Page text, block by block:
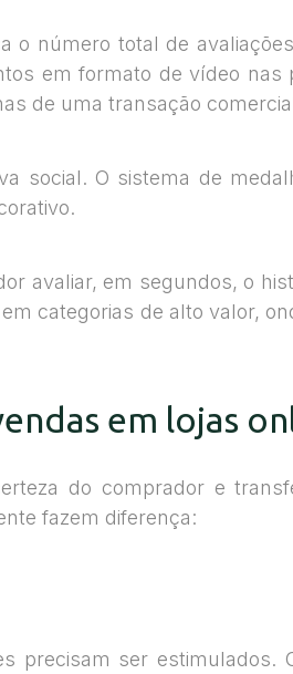
o número total de
em formato de vídeo nas
de uma transação
social. O sistema de
avaliar, em segundos, o
em categorias de alto valor,
em lojas
do comprador e
fazem diferença:
precisam ser estimulados.